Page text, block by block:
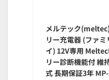
メルテック
リー充電器 (ファ
イ) 12V専用
リー診断機能付 維
式 長期保証3年